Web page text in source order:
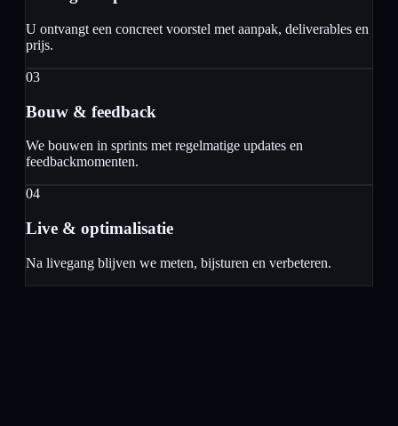
U ontvangt een concreet voorstel met aanpak, deliverables en
prijs.
03
Bouw & feedback
We bouwen in sprints met regelmatige updates en
feedbackmomenten.
04
Live & optimalisatie
Na livegang blijven we meten, bijsturen en verbeteren.